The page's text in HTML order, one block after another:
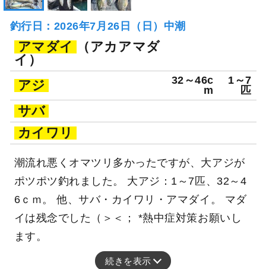
釣行日：2026年7月26日（日）中潮
アマダイ
（アカアマダ
イ）
アジ
32～46c
m
1～7
匹
サバ
カイワリ
潮流れ悪くオマツリ多かったですが、大アジが
ポツポツ釣れました。 大アジ：1～7匹、32～4
6ｃｍ。 他、サバ・カイワリ・アマダイ。 マダ
イは残念でした（＞＜； *熱中症対策お願いし
ます。
続きを表示